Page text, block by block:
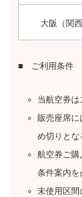
大阪（関西
■ ご利用条件
当航空券は
販売座席
め切りとな
航空券ご
条件案内を
未使用区間